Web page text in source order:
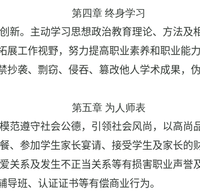
第四章 终身学习
新。主动学习思想政治教育理论、方法及
工作视野，努力提高职业素养和职业能力
抄袭、剽窃、侵吞、篡改他人学术成果，
第五章 为人师表
范遵守社会公德，引领社会风尚，以高尚
、参加学生家长宴请、接受学生及家长的
关系及发生不正当关系等有损害职业声誉
导班、认证证书等有偿商业行为。